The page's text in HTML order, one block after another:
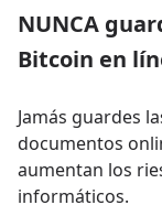
NUNCA
Bitcoin en
Jamás guardes
documentos
aumentan los
informáticos.